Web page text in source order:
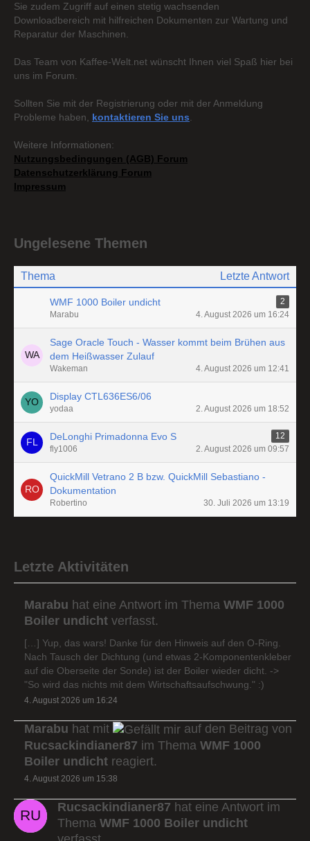
Sie zudem Zugriff auf einen stetig wachsenden
Downloadbereich mit hilfreichen Dokumenten zur Wartung und
Reparatur der Maschinen.
Das Team von Kaffee-Welt.net wünscht Ihnen viel Spaß hier bei
uns im Forum.
Sollten Sie mit der Registrierung oder mit der Anmeldung
Probleme haben, kontaktieren Sie uns
Weitere Informationen:
Nutzungsbedingungen (AGB) Forum
Datenschutzerklärung Forum
Impressum
Ungelesene Themen
Thema Letzte Antwort
WMF 1000 Boiler undicht
2
Marabu
4. August 2026 um 16:24
Sage Oracle Touch - Wasser kommt beim Brühen aus
dem Heißwasser Zulauf
Wakeman 4. August 2026 um 12:41
Display CTL636ES6/06
yodaa 2. August 2026 um 18:52
DeLonghi Primadonna Evo S
12
fly1006
2. August 2026 um 09:57
QuickMill Vetrano 2 B bzw. QuickMill Sebastiano -
Dokumentation
Robertino 30. Juli 2026 um 13:19
Letzte Aktivitäten
Marabu hat eine Antwort im Thema WMF 1000
Boiler undicht verfasst.
[…] Yup, das wars! Danke für den Hinweis auf den O-Ring.
Nach Tausch der Dichtung (und etwas 2-Komponentenkleber
auf die Oberseite der Sonde) ist der Boiler wieder dicht. ->
"So wird das nichts mit dem Wirtschaftsaufschwung." :)
4. August 2026 um 16:24
Marabu hat mit
auf den Beitrag von
Rucsackindianer87 im Thema WMF 1000
Boiler undicht reagiert.
4. August 2026 um 15:38
Rucsackindianer87 hat eine Antwort im
Thema WMF 1000 Boiler undicht